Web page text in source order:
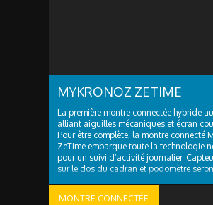
MYKRONOZ ZETIME
La première montre connectée hybride
alliant aiguilles mécaniques et écran
Pour être complète, la montre connecté
ZeTime embarque toute la technologie
pour un suivi d’activité journalier.
sur le dos du cadran et podomètre
MONTRE CONNECTÉE